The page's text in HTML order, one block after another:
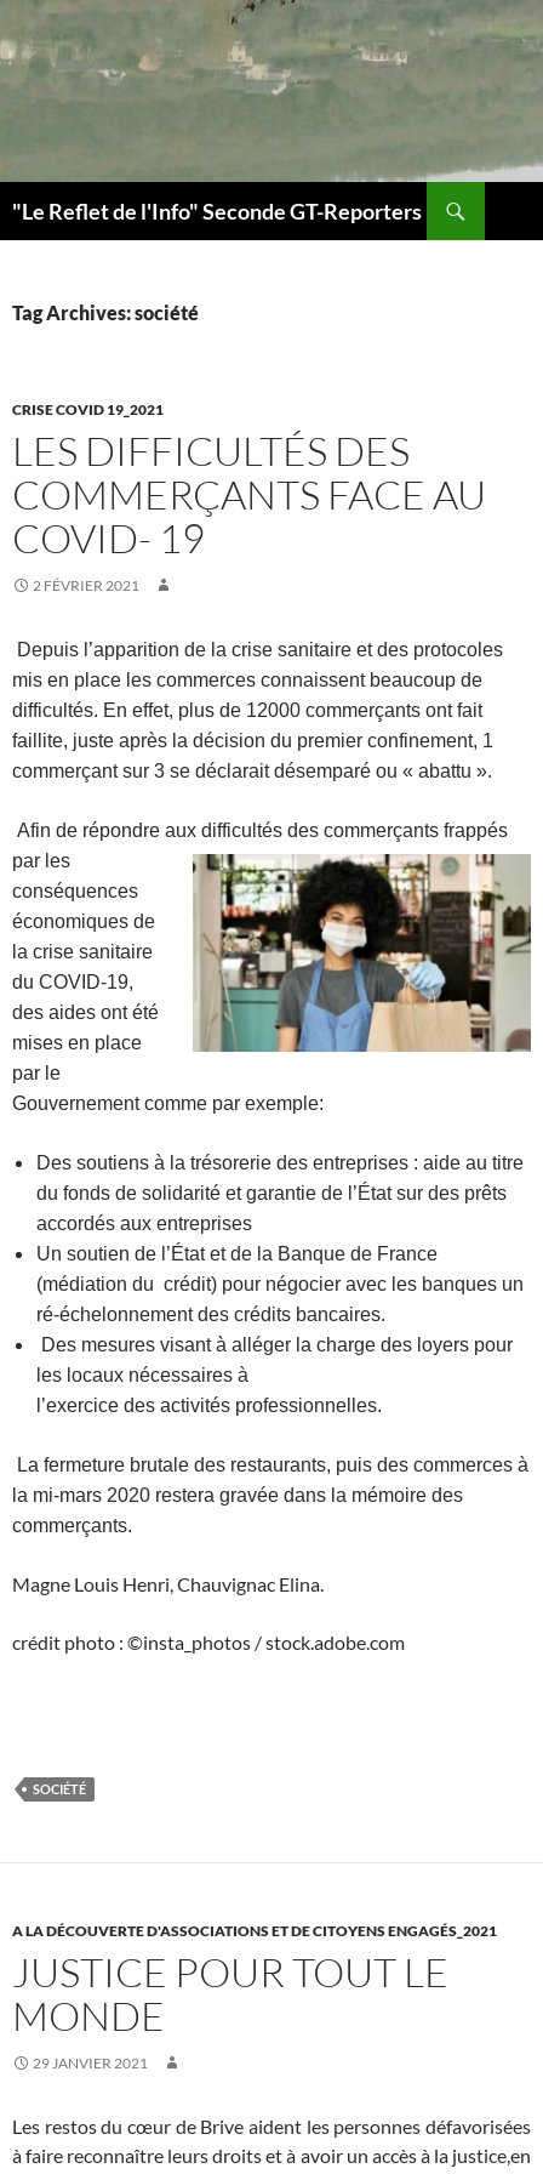
"Le Reflet de l'Info" Seconde GT-Reporters
Tag Archives: société
CRISE COVID 19_2021
LES DIFFICULTÉS DES
COMMERÇANTS FACE AU
COVID- 19
2 FÉVRIER 2021
Depuis l’apparition de la crise sanitaire et des protocoles
mis en place les commerces connaissent beaucoup de
difficultés. En effet, plus de 12000 commerçants ont fait
faillite, juste après la décision du premier confinement, 1
commerçant sur 3 se déclarait désemparé ou « abattu ».
Afin de répondre aux difficultés des commerçants frappés
par les
conséquences
économiques de
la crise sanitaire
du COVID-19,
des aides ont été
mises en place
par le
Gouvernement comme par exemple:
Des soutiens à la trésorerie des entreprises : aide au titre
du fonds de solidarité et garantie de l’État sur des prêts
accordés aux entreprises
Un soutien de l’État et de la Banque de France
(médiation du crédit) pour négocier avec les banques un
ré-échelonnement des crédits bancaires.
Des mesures visant à alléger la charge des loyers pour
les locaux nécessaires à
l’exercice des activités professionnelles.
La fermeture brutale des restaurants, puis des commerces à
la mi-mars 2020 restera gravée dans la mémoire des
commerçants.
Magne Louis Henri, Chauvignac Elina.
crédit photo : ©insta_photos / stock.adobe.com
SOCIÉTÉ
A LA DÉCOUVERTE D'ASSOCIATIONS ET DE CITOYENS ENGAGÉS_2021
JUSTICE POUR TOUT LE
MONDE
29 JANVIER 2021
Les restos du cœur de Brive aident les personnes défavorisées
à faire reconnaître leurs droits et à avoir un accès à la justice,en